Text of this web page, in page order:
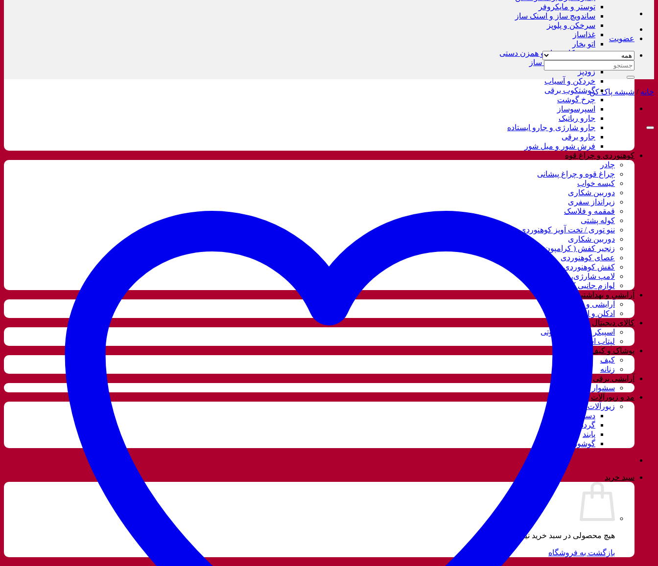
توستر و مایکروفر
ساندویچ ساز و اسنک ساز
سرخکن و پلوپز
غذاساز
اتو بخار
همزن کاسه دار و همزن دستی
چای ساز و قهوه ساز
زودپز
خردکن و آسیاب
گوشتکوب برقی
چرخ گوشت
اسپرسوساز
جارو رباتیک
جارو شارژی و جارو ایستاده
جارو برقی
فرش شور و مبل شور
کوهنوردی و چراغ قوه
چادر
چراغ قوه و چراغ پیشانی
کیسه خواب
دوربین شکاری
زیرانداز سفری
قمقمه و فلاسک
کوله پشتی
ننو توری / تخت آویز کوهنوردی مسافرتی
دوربین شکاری
زنجیر کفش ( کرامپون )
عصای کوهنوردی
کفش کوهنوردی
لامپ شارژی، نور و روشنایی
لوازم جانبی کوهنوردی
آرایشی و بهداشتی
آرایشی و بهداشتی
ادکلن و اسپری
کالای دیجیتال
اسپیکر و سیستم صوتی
لپتاب استوک
پوشاک و کیف
کیف
زنانه
آرایشی برقی
سشوار
مد و زیورآلات
زیورآلات و بدلیجات
دستبند
گردنبند و ست
پابند
گوشواره
سبد خرید
هیچ محصولی در سبد خرید نیست.
بازگشت به فروشگاه
عضویت
جستجو
خانه / شیشه پاک کن